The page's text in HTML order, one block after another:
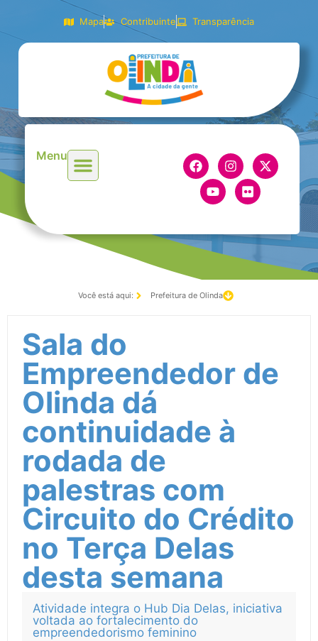
Mapa Contribuinte Transparência
Menu
Você está aqui: Prefeitura de Olinda
Sala do
Empreendedor de
Olinda dá
continuidade à
rodada de
palestras com
Circuito do Crédito
no Terça Delas
desta semana
Atividade integra o Hub Dia Delas, iniciativa
voltada ao fortalecimento do
empreendedorismo feminino